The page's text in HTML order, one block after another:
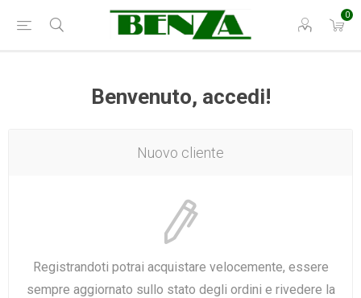
0
Benvenuto, accedi!
Nuovo cliente
Registrandoti potrai acquistare velocemente, essere
sempre aggiornato sullo stato degli ordini e rivedere la